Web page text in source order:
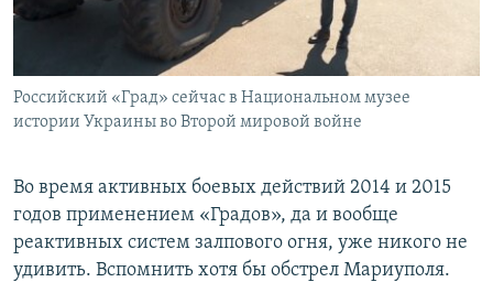
Российский «Град» сейчас в Национальном музее
истории Украины во Второй мировой войне
Во время активных боевых действий 2014 и 2015
годов применением «Градов», да и вообще
реактивных систем залпового огня, уже никого не
удивить. Вспомнить хотя бы обстрел Мариуполя.